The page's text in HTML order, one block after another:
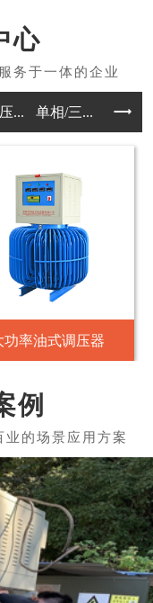
心
... 单相/三... 三相/
功率油式调压器
例